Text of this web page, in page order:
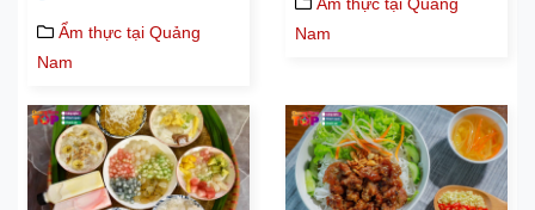
Ẩm thực tại Quảng
Nam
Nam